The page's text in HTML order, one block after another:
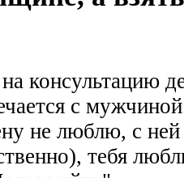
консультацию
с
не люблю, с ней
тебя